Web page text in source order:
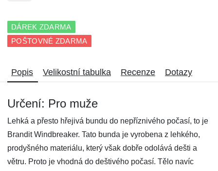
DÁREK ZDARMA
POŠTOVNÉ ZDARMA
Popis Velikostní tabulka Recenze Dotazy
Určení: Pro muže
Lehká a přesto hřejivá bundu do nepříznivého počasí, to je
Brandit Windbreaker. Tato bunda je vyrobena z lehkého,
prodyšného materiálu, který však dobře odolává dešti a
větru. Proto je vhodná do deštivého počasí. Tělo navíc